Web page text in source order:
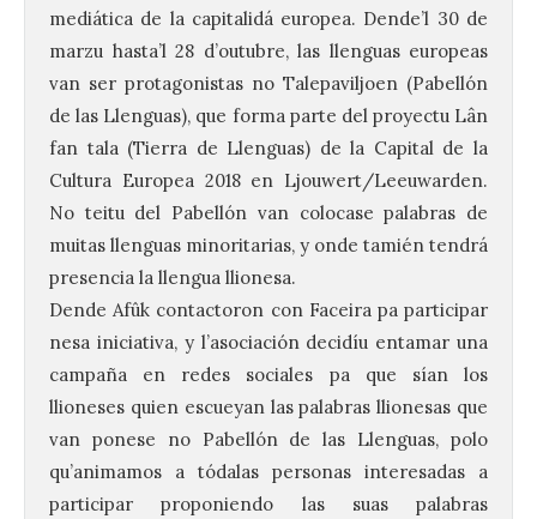
mediática de la capitalidá europea. Dende’l 30 de
marzu hasta’l 28 d’outubre, las llenguas europeas
van ser protagonistas no Talepaviljoen (Pabellón
de las Llenguas), que forma parte del proyectu Lân
fan tala (Tierra de Llenguas) de la Capital de la
Cultura Europea 2018 en Ljouwert/Leeuwarden.
No teitu del Pabellón van colocase palabras de
muitas llenguas minoritarias, y onde tamién tendrá
presencia la llengua llionesa.
Dende Afûk contactoron con Faceira pa participar
nesa iniciativa, y l’asociación decidíu entamar una
campaña en redes sociales pa que sían los
llioneses quien escueyan las palabras llionesas que
van ponese no Pabellón de las Llenguas, polo
qu’animamos a tódalas personas interesadas a
participar proponiendo las suas palabras
Santander aconseja acudir
a pie o en transporte
público y evitar el
vehículo privado para el
eclipse